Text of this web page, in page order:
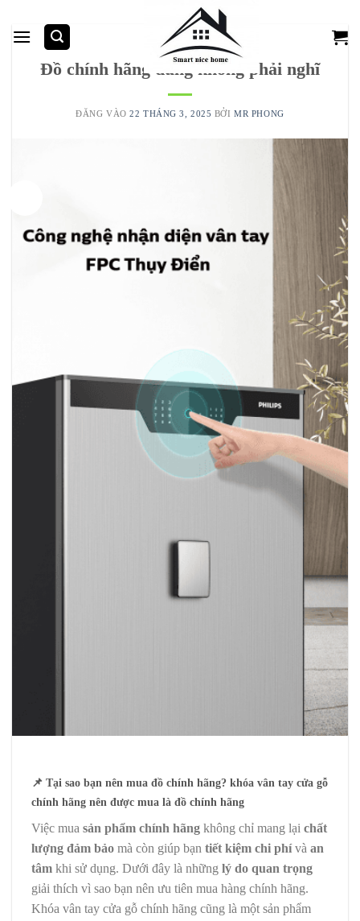
qua
TIÊU ĐIỂM
Đồ chính hãng dùng không phải nghĩ
ĐĂNG VÀO22 THÁNG 3, 2025 BỞIMR PHONG
📌 Tại sao bạn nên mua đồ chính hãng? khóa vân tay cửa gỗ
chính hãng nên được mua là đồ chính hãng
Việc mua sản phẩm chính hãng không chỉ mang lại chất
lượng đảm bảo mà còn giúp bạn tiết kiệm chi phívà an
tâm khi sử dụng. Dưới đây là những lý do quan trọng
giải thích vì sao bạn nên ưu tiên mua hàng chính hãng.
Khóa vân tay cửa gỗ chính hãng cũng là một sản phẩm